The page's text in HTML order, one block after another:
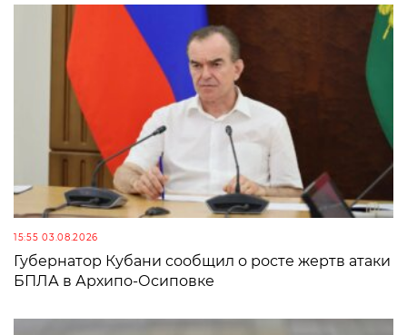
15:55 03.08.2026
Губернатор Кубани сообщил о росте жертв атаки
БПЛА в Архипо-Осиповке